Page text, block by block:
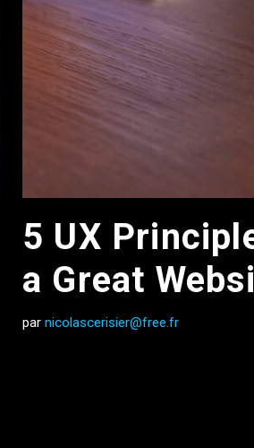
5 UX
a Great
par nicolascerisier@free.fr